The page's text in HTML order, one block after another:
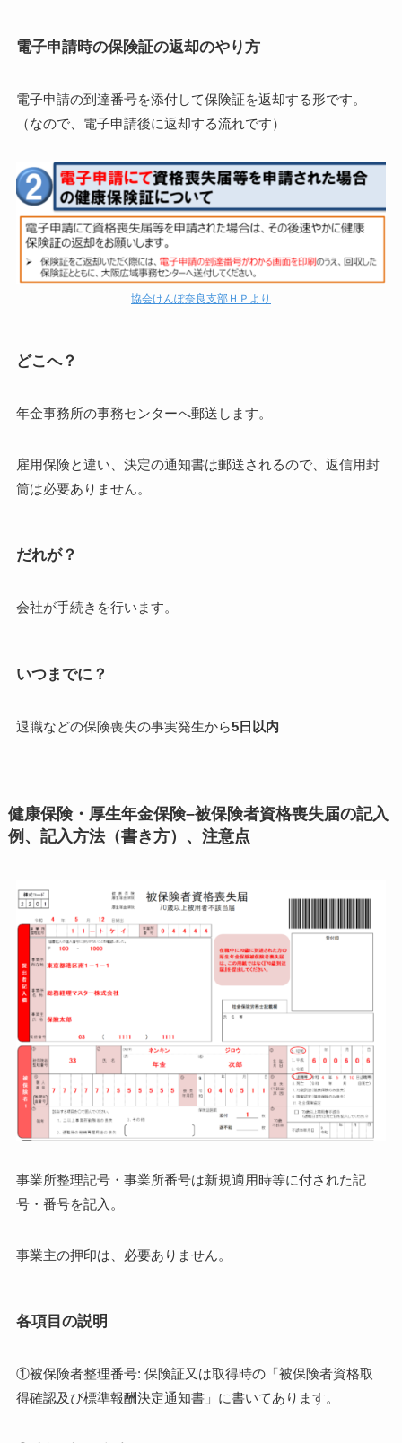
電子申請時の保険証の返却のやり方
電子申請の到達番号を添付して保険証を返却する形です。
（なので、電子申請後に返却する流れです）
協会けんぽ奈良支部ＨＰより
どこへ？
年金事務所の事務センターへ郵送します。
雇用保険と違い、決定の通知書は郵送されるので、返信用封
筒は必要ありません。
だれが？
会社が手続きを行います。
いつまでに？
退職などの保険喪失の事実発生から5日以内
健康保険・厚生年金保険–被保険者資格喪失届の記入
例、記入方法（書き方）、注意点
事業所整理記号・事業所番号は新規適用時等に付された記
号・番号を記入。
事業主の押印は、必要ありません。
各項目の説明
①被保険者整理番号: 保険証又は取得時の「被保険者資格取
得確認及び標準報酬決定通知書」に書いてあります。